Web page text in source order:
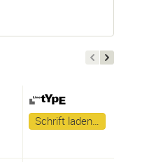
Schrift laden…